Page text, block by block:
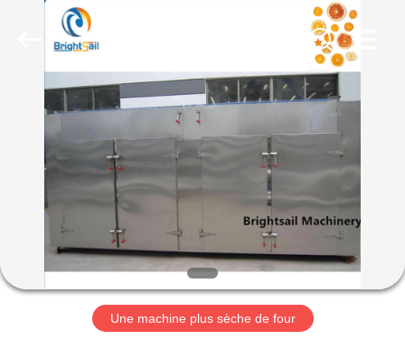
MAISON
PRODUITS
VIDÉOS
AU
SUJET
Reserved.
Une machine plus sèche de four